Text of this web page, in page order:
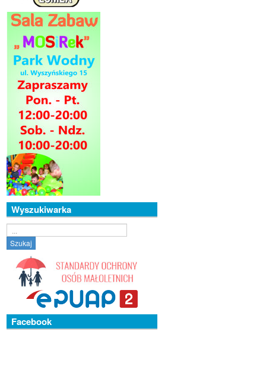
Wyszukiwarka
Szukaj
Facebook